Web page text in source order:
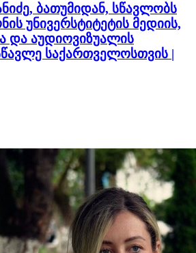
ბათუმიდან, სწავლობს
უნივერსტიტეტის მედიის,
და აუდიოვიზუალის
საქართველოსთვის |